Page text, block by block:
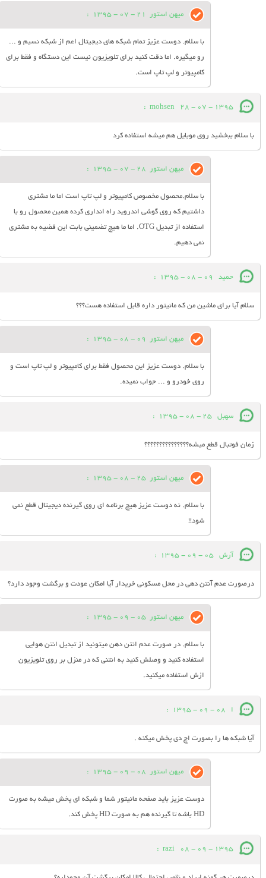
میهن استور 21 - 07 - 1395
:
با سلام. دوست عزیز تمام شبکه های دیجیتال اعم از شبکه نسیم و ...
رو میگیره. اما دقت کنید برای تلویزیون نیست این دستگاه و فقط برای
کامپیوتر و لپ تاپ است.
mohsen 28 - 07 - 1395
:
با سلام ببخشید روی موبایل هم میشه استفاده کرد
میهن استور 28 - 07 - 1395
:
با سلام.محصول مخصوص کامپیوتر و لپ تاپ است اما ما مشتری
داشتیم که روی گوشی اندروید راه انداری کرده همین محصول رو با
استفاده از تبدیل OTG. اما ما هیچ تضمینی بابت این قضیه به مشتری
نمی دهیم.
حميد 09 - 08 - 1395
:
سلام آيا براي ماشين من كه مانيتور داره قابل استفاده هست؟؟؟
میهن استور 09 - 08 - 1395
:
با سلام. دوست عزیز این محصول فقط برای کامپیوتر و لپ تاپ است و
روی خودرو و ... جواب نمیده.
سهبل 25 - 08 - 1395
:
زمان فوتبال قطع میشه؟؟؟؟؟؟؟؟؟؟؟؟؟؟؟
میهن استور 25 - 08 - 1395
:
با سلام. نه دوست عزیز هیچ برنامه ای روی گیرنده دیجیتال قطع نمی
شود!!
آرش 05 - 09 - 1395
:
درصورت عدم آنتن دهی در محل مسکونی خریدار آیا امکان عودت و برگشت وجود دارد؟
میهن استور 05 - 09 - 1395
:
با سلام. در صورت عدم انتن دهن میتونید از تبدیل انتن هوایی
استفاده کنید و وصلش کنید به انتنی که در منزل بر روی تلویزیون
ازش استفاده میکنید.
ا 08 - 09 - 1395
:
آیا شبکه ها را بصورت اچ دی پخش میکنه .
میهن استور 08 - 09 - 1395
:
دوست عزیز باید صفحه مانیتور شما و شبکه ای پخش میشه به صورت
HD باشه تا گیرنده هم به صورت HD پخش کند.
razi 08 - 09 - 1395
: